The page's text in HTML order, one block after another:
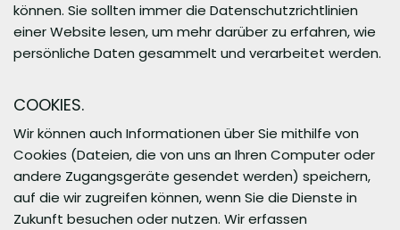
können. Sie sollten immer die Datenschutzrichtlinien
einer Website lesen, um mehr darüber zu erfahren, wie
persönliche Daten gesammelt und verarbeitet werden.
COOKIES.
Wir können auch Informationen über Sie mithilfe von
Cookies (Dateien, die von uns an Ihren Computer oder
andere Zugangsgeräte gesendet werden) speichern,
auf die wir zugreifen können, wenn Sie die Dienste in
Zukunft besuchen oder nutzen. Wir erfassen